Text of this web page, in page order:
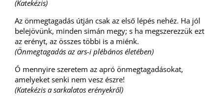
(Katekézis)
Az önmegtagadás útján csak az első lépés nehéz. Ha jól
belejövünk, minden simán megy; s ha megszerezzük ezt
az erényt, az összes többi is a miénk.
(Önmegtagadás az ars-i plébános életében)
Ó mennyire szeretem az apró önmegtagadásokat,
amelyeket senki nem vesz észre!
(Katekézis a sarkalatos erényekről)